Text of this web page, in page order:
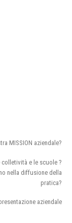
MISSION aziendale?
e le scuole ?
nella diffusione della
pratica?
aziendale